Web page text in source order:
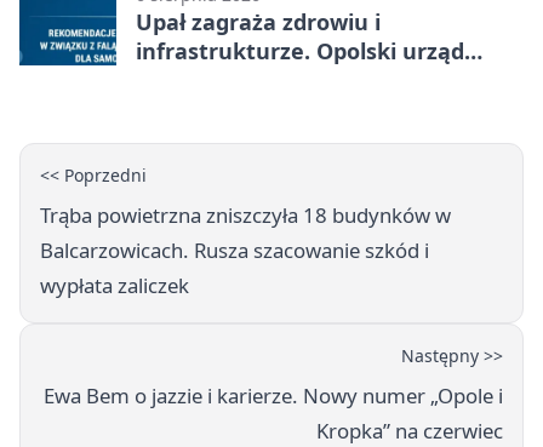
Upał zagraża zdrowiu i
infrastrukturze. Opolski urząd
<< Poprzedni
Trąba powietrzna zniszczyła 18 budynków w
Balcarzowicach. Rusza szacowanie szkód i
wypłata zaliczek
Następny >>
Ewa Bem o jazzie i karierze. Nowy numer „Opole i
Kropka” na czerwiec